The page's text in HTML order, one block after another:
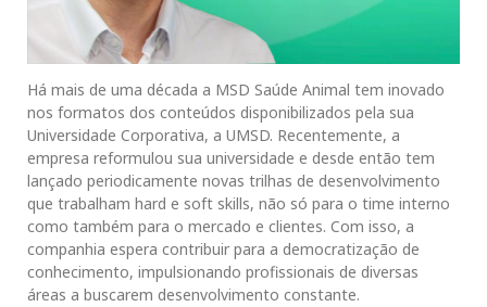
Há mais de uma década a MSD Saúde Animal tem inovado
nos formatos dos conteúdos disponibilizados pela sua
Universidade Corporativa, a UMSD. Recentemente, a
empresa reformulou sua universidade e desde então tem
lançado periodicamente novas trilhas de desenvolvimento
que trabalham hard e soft skills, não só para o time interno
como também para o mercado e clientes. Com isso, a
companhia espera contribuir para a democratização de
conhecimento, impulsionando profissionais de diversas
áreas a buscarem desenvolvimento constante.